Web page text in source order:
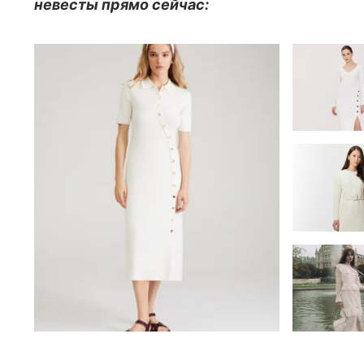
невесты прямо сейчас: